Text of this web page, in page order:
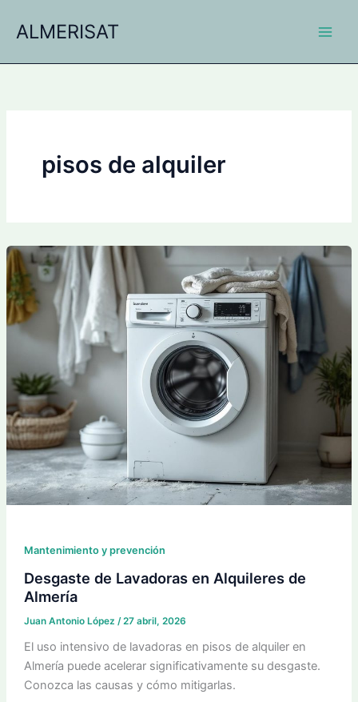
ALMERISAT
pisos de alquiler
Mantenimiento y prevención
Desgaste de Lavadoras en Alquileres de
Almería
Juan Antonio López /27 abril, 2026
El uso intensivo de lavadoras en pisos de alquiler en
Almería puede acelerar significativamente su desgaste.
Conozca las causas y cómo mitigarlas.